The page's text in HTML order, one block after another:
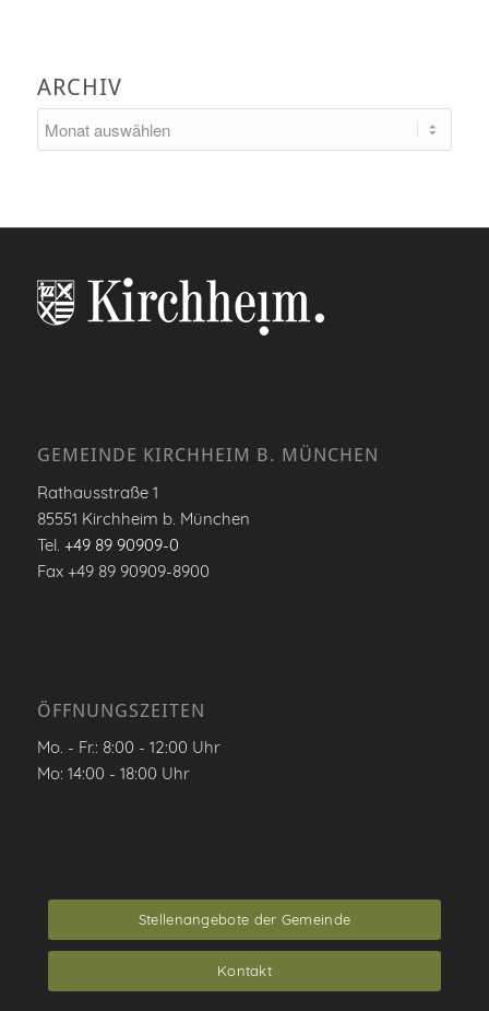
ARCHIV
GEMEINDE KIRCHHEIM B. MÜNCHEN
Rathausstraße 1
85551 Kirchheim b. München
Tel. +49 89 90909-0
Fax +49 89 90909-8900
ÖFFNUNGSZEITEN
Mo. - Fr.: 8:00 - 12:00 Uhr
Mo: 14:00 - 18:00 Uhr
Stellenangebote der Gemeinde
Kontakt